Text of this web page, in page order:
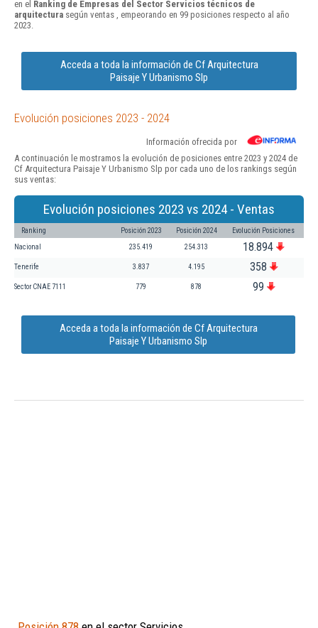
en el Ranking de Empresas del Sector Servicios técnicos de
arquitectura según ventas , empeorando en 99 posiciones respecto al año
2023.
Acceda a toda la información de Cf Arquitectura
Paisaje Y Urbanismo Slp
Evolución posiciones 2023 - 2024
Información ofrecida por
A continuación le mostramos la evolución de posiciones entre 2023 y 2024 de
Cf Arquitectura Paisaje Y Urbanismo Slp por cada uno de los rankings según
sus ventas:
Evolución posiciones 2023 vs 2024 - Ventas
Ranking Posición 2023 Posición 2024 Evolución Posiciones
Nacional 235.419 254.313 18.894
Tenerife 3.837 4.195 358
Sector CNAE 7111 779 878 99
Acceda a toda la información de Cf Arquitectura
Paisaje Y Urbanismo Slp